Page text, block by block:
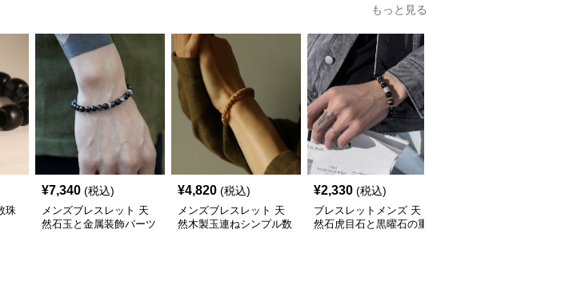
もっと見る
珠
¥7,340 (税込)
メンズブレスレット 天
然石玉と金属装飾パーツ
¥4,820 (税込)
メンズブレスレット 天
然木製玉連ねシンプル数
¥2,330 (税込)
ブレスレットメンズ 天
然石虎目石と黒曜石の重